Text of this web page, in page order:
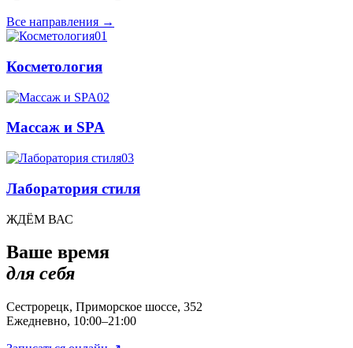
Все направления →
01
Косметология
02
Массаж и SPA
03
Лаборатория стиля
ЖДЁМ ВАС
Ваше время
для себя
Сестрорецк, Приморское шоссе, 352
Ежедневно, 10:00–21:00